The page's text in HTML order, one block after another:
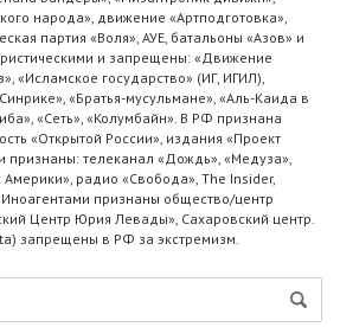
народа», движение «Артподготовка»,
партия «Воля», АУЕ, батальоны «Азов» и
и запрещены: «Движение
«Исламское государство» (ИГ, ИГИЛ),
«Братья-мусульмане», «Аль-Каида в
«Сеть», «Колумбайн». В РФ признана
«Открытой России», издания «Проект
телеканал «Дождь», «Медуза»,
Америки», радио «Свобода», The Insider,
признаны общество/центр
Центр Юрия Левады», Сахаровский центр.
запрещены в РФ за экстремизм.